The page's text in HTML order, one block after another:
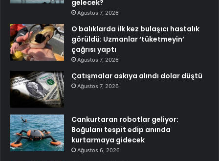
gelecek?
Ağustos 7, 2026
O balıklarda ilk kez bulaşıcı hastalık
görüldü: Uzmanlar ‘tüketmeyin’
çağrısı yaptı
Ağustos 7, 2026
Çatışmalar askıya alındı dolar düştü
Ağustos 7, 2026
Cankurtaran robotlar geliyor:
Boğulanı tespit edip anında
kurtarmaya gidecek
Ağustos 6, 2026